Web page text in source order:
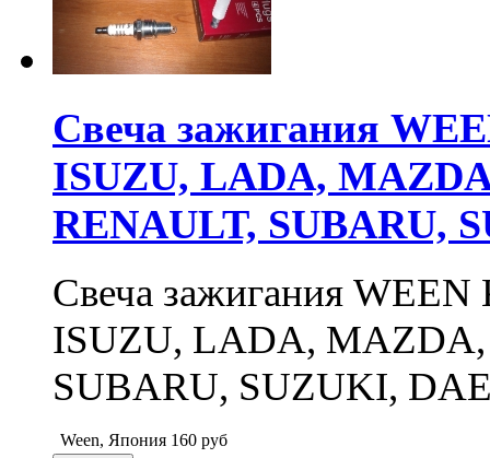
Свеча зажигания
ISUZU, LADA,
RENAULT, SUBARU,
Свеча зажигания
ISUZU, LADA,
SUBARU, SUZUKI,
Ween, Япония 160 руб